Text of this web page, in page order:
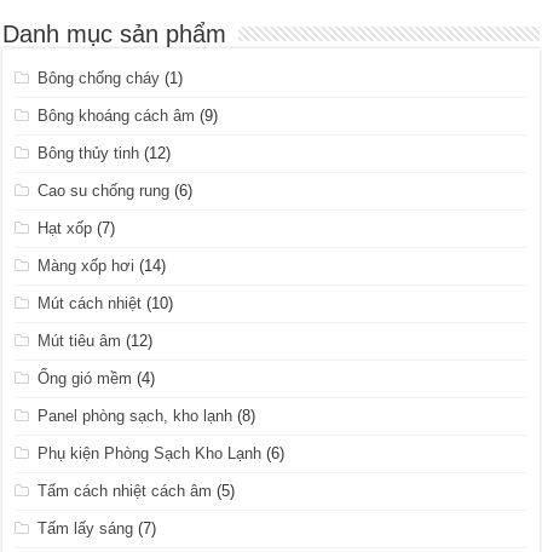
Danh mục sản phẩm
Bông chống cháy (1)
Bông khoáng cách âm (9)
Bông thủy tinh (12)
Cao su chống rung (6)
Hạt xốp (7)
Màng xốp hơi (14)
Mút cách nhiệt (10)
Mút tiêu âm (12)
Ống gió mềm (4)
Panel phòng sạch, kho lạnh (8)
Phụ kiện Phòng Sạch Kho Lạnh (6)
Tấm cách nhiệt cách âm (5)
Tấm lấy sáng (7)